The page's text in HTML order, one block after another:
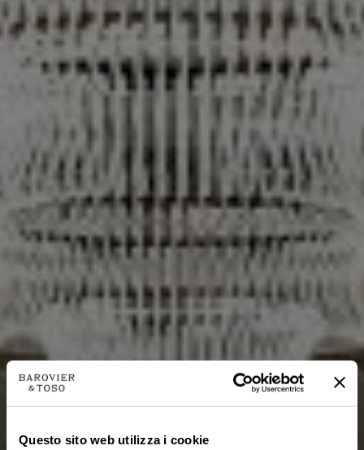
Questo sito web utilizza i cookie